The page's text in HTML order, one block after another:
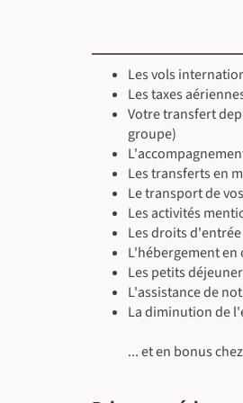
Les vols
Les taxes
Votre transfert
groupe)
Les transferts en
Le transport de
Les activités
Les droits
L'hébergement
Les petits
L'assistance de
La diminution de
... et en bonus